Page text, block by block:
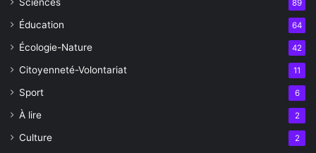
89
Éducation 64
Écologie-Nature 42
Citoyenneté-Volontariat 11
Sport 6
À lire 2
Culture 2